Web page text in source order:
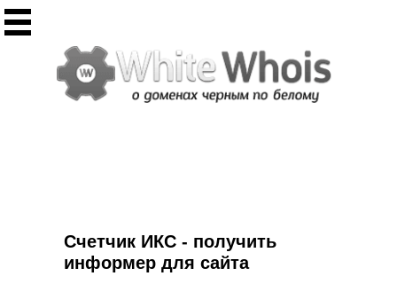
Инструменты
Массовый Whois
Регистрация домена
CHMOD калькулятор
Счетчик ИКС - получить
информер для сайта